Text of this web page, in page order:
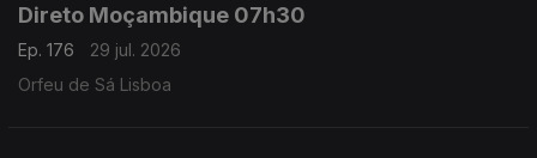
Direto Moçambique 07h30
Ep. 176
29 jul. 2026
Orfeu de Sá Lisboa